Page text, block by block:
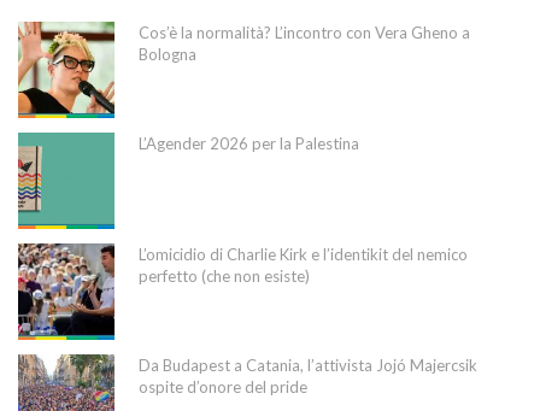
Cos’è la normalità? L’incontro con Vera Gheno a
Bologna
L’Agender 2026 per la Palestina
L’omicidio di Charlie Kirk e l’identikit del nemico
perfetto (che non esiste)
Da Budapest a Catania, l’attivista Jojó Majercsik
ospite d’onore del pride